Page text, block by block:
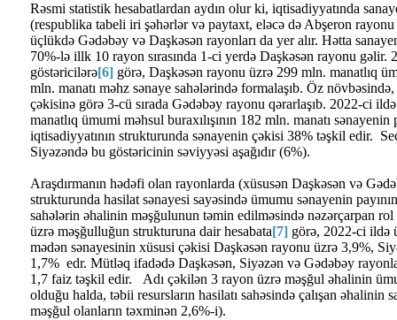
Rəsmi statistik hesabatlardan aydın olur ki, iqtisadiyyatında
(respublika tabeli iri şəhərlər və paytaxt, eləcə də Abşeron rayonu
üçlükdə Gədəbəy və Daşkəsən rayonları da yer alır. Hətta
70%-lə illk 10 rayon sırasında 1-ci yerdə Daşkəsən rayonu gəlir.
göstəricilərə[6] görə, Daşkəsən rayonu üzrə 299 mln. manatlıq
mln. manatı məhz sənaye sahələrində formalaşıb. Öz
çəkisinə görə 3-cü sırada Gədəbəy rayonu qərarlaşıb. 2022-ci
manatlıq ümumi məhsul buraxılışının 182 mln. manatı
iqtisadiyyatının strukturunda sənayenin çəkisi 38% təşkil edir.
Siyəzəndə bu göstəricinin səviyyəsi aşağıdır (6%).
Araşdırmanın hədəfi olan rayonlarda (xüsusən Daşkəsən və
strukturunda hasilat sənayesi sayəsində ümumu sənayenin
sahələrin əhalinin məşğulunun təmin edilməsində nəzərçarpan
üzrə məşğulluğun strukturuna dair hesabata[7] görə, 2022-ci ildə
mədən sənayesinin xüsusi çəkisi Daşkəsən rayonu üzrə 3,9%,
1,7% edr. Mütləq ifadədə Daşkəsən, Siyəzən və Gədəbəy
1,7 faiz təşkil edir. Adı çəkilən 3 rayon üzrə məşğul əhalinin
olduğu halda, təbii resursların hasilatı sahəsində çalışan əhalinin
məşğul olanların təxminən 2,6%-i).